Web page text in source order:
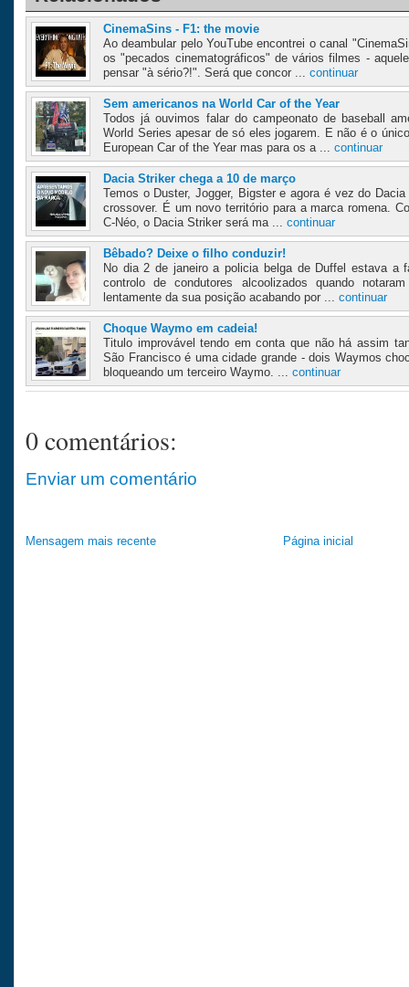
CinemaSins - F1: the movie
Ao deambular pelo YouTube encontrei o canal
os "pecados cinematográficos" de vários filmes -
pensar "à sério?!". Será que concor ... continuar
Sem americanos na World Car of the Year
Todos já ouvimos falar do campeonato de baseball
World Series apesar de só eles jogarem. E não é o
European Car of the Year mas para os a ... continuar
Dacia Striker chega a 10 de março
Temos o Duster, Jogger, Bigster e agora é vez do
crossover. É um novo território para a marca romena.
C-Néo, o Dacia Striker será ma ... continuar
Bêbado? Deixe o filho conduzir!
No dia 2 de janeiro a policia belga de Duffel estava a
controlo de condutores alcoolizados quando
lentamente da sua posição acabando por ... continuar
Choque Waymo em cadeia!
Titulo improvável tendo em conta que não há assim
São Francisco é uma cidade grande - dois Waymos
bloqueando um terceiro Waymo. ... continuar
0 comentários:
Enviar um comentário
Mensagem mais recente Página inicial